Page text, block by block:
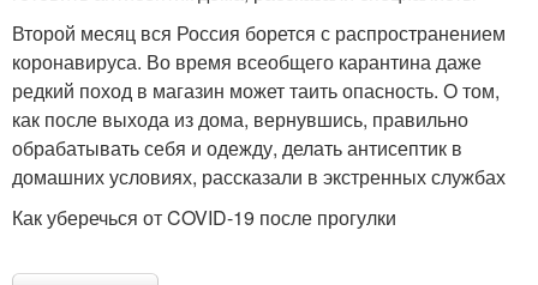
Второй месяц вся Россия борется с распространением
коронавируса. Во время всеобщего карантина даже
редкий поход в магазин может таить опасность. О том,
как после выхода из дома, вернувшись, правильно
обрабатывать себя и одежду, делать антисептик в
домашних условиях, рассказали в экстренных службах
Как уберечься от COVID-19 после прогулки